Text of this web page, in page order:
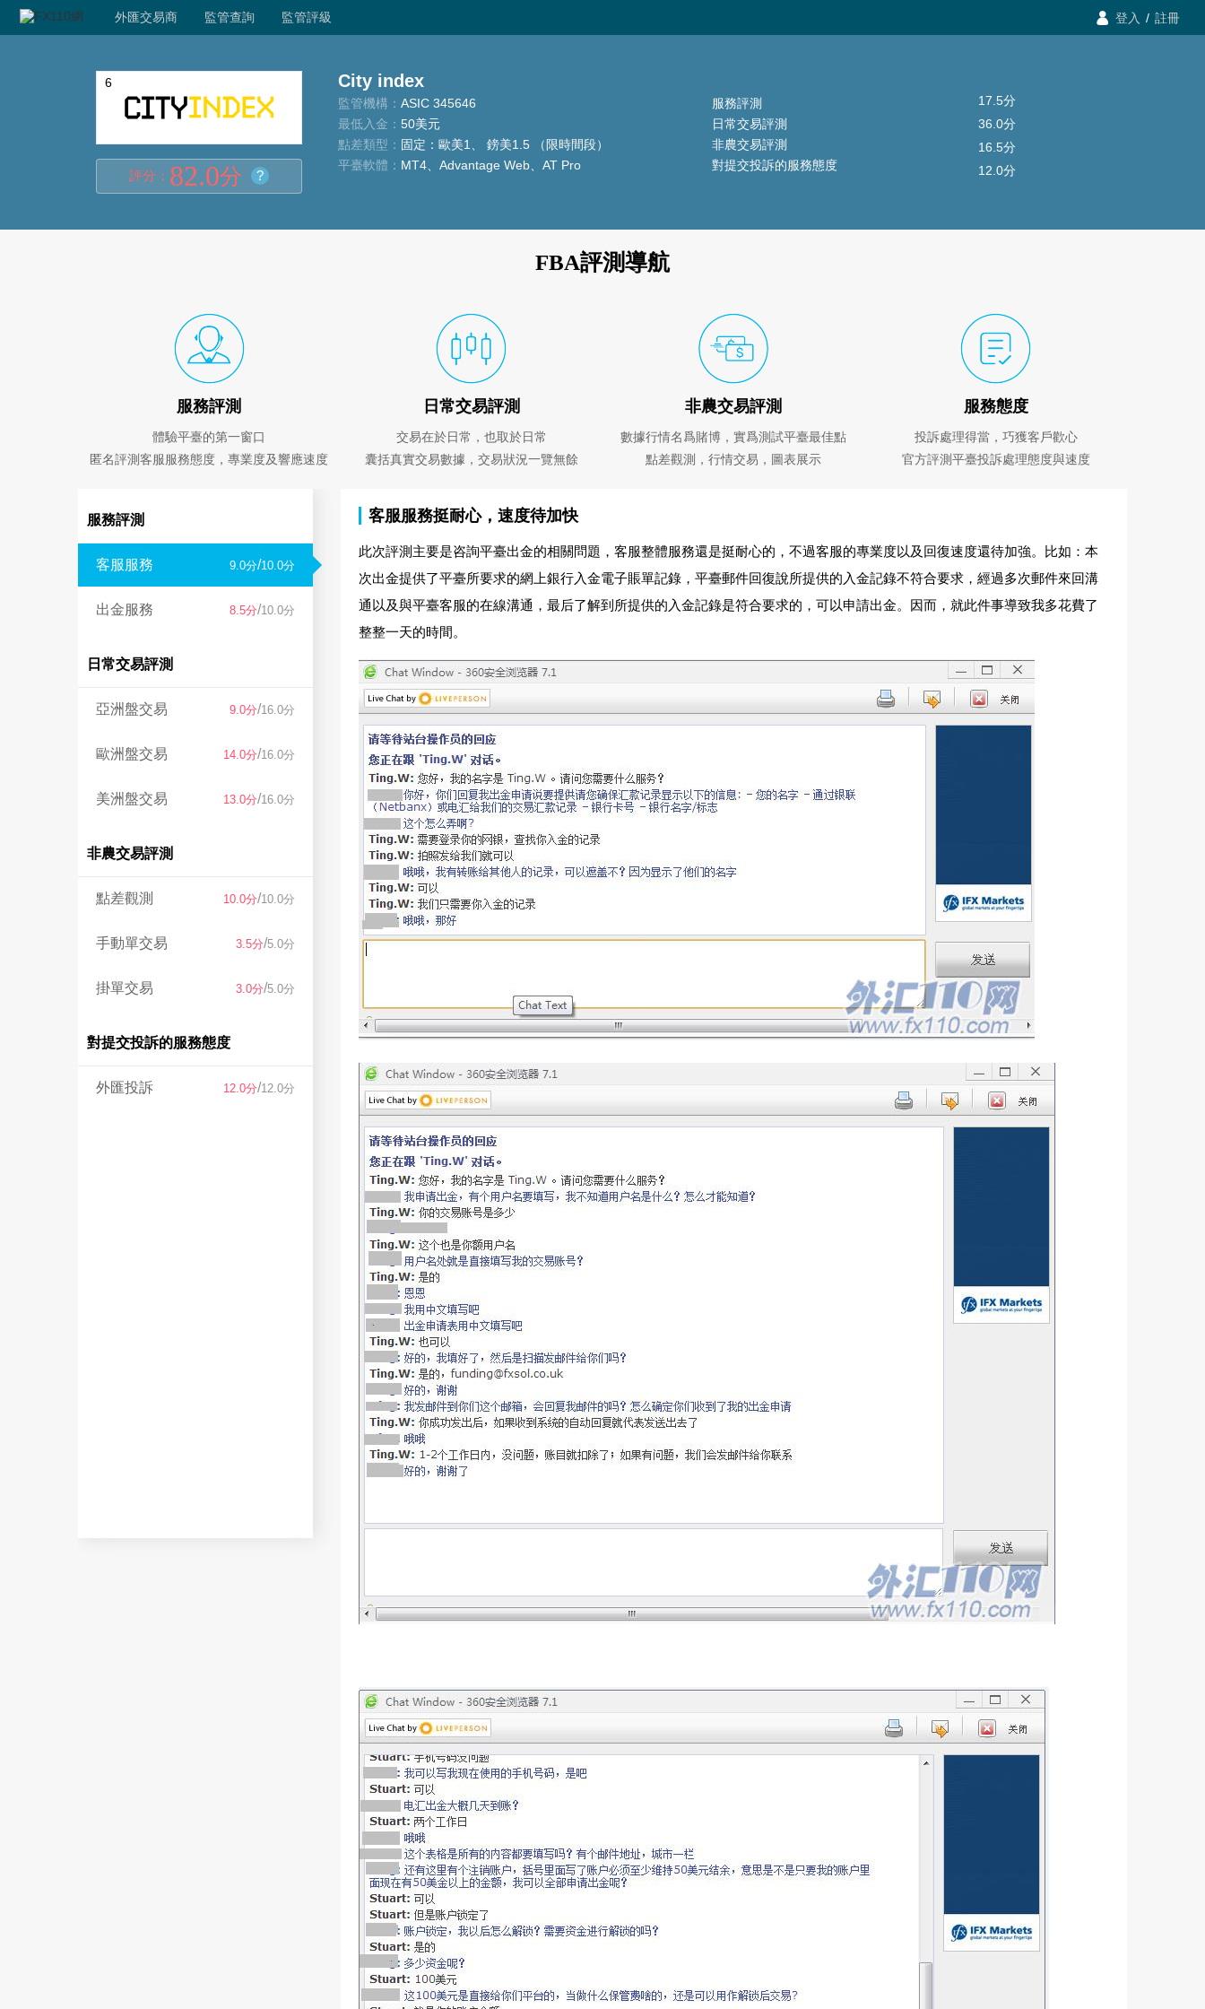
外匯交易商 監管查詢 監管評級  登入 / 註冊
6
評分： 82.0分 ?
City index
監管機構： ASIC 345646
最低入金： 50美元
點差類型： 固定：歐美1、 鎊美1.5 （限時間段）
平臺軟體： MT4、Advantage Web、AT Pro
服務評測
日常交易評測
非農交易評測
對提交投訴的服務態度
17.5分
36.0分
16.5分
12.0分
FBA評測導航
服務評測
體驗平臺的第一窗口
匿名評測客服服務態度，專業度及響應速度
日常交易評測
交易在於日常，也取於日常
囊括真實交易數據，交易狀況一覽無餘
非農交易評測
數據行情名爲賭博，實爲測試平臺最佳點
點差觀測，行情交易，圖表展示
服務態度
投訴處理得當，巧獲客戶歡心
官方評測平臺投訴處理態度與速度
服務評測
客服服務 9.0分/10.0分
出金服務 8.5分/10.0分
日常交易評測
亞洲盤交易 9.0分/16.0分
歐洲盤交易 14.0分/16.0分
美洲盤交易 13.0分/16.0分
非農交易評測
點差觀測 10.0分/10.0分
手動單交易 3.5分/5.0分
掛單交易 3.0分/5.0分
對提交投訴的服務態度
外匯投訴 12.0分/12.0分
客服服務挺耐心，速度待加快
此次評測主要是咨詢平臺出金的相關問題，客服整體服務還是挺耐心的，不過客服的專業度以及回復速度還待加強。比如：本
次出金提供了平臺所要求的網上銀行入金電子賬單記錄，平臺郵件回復說所提供的入金記錄不符合要求，經過多次郵件來回溝
通以及與平臺客服的在線溝通，最后了解到所提供的入金記錄是符合要求的，可以申請出金。因而，就此件事導致我多花費了
整整一天的時間。